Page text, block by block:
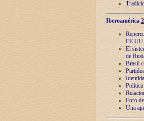
Iberoamérica
EE.UU.
El
de
Brasil
Política
Foro
Una